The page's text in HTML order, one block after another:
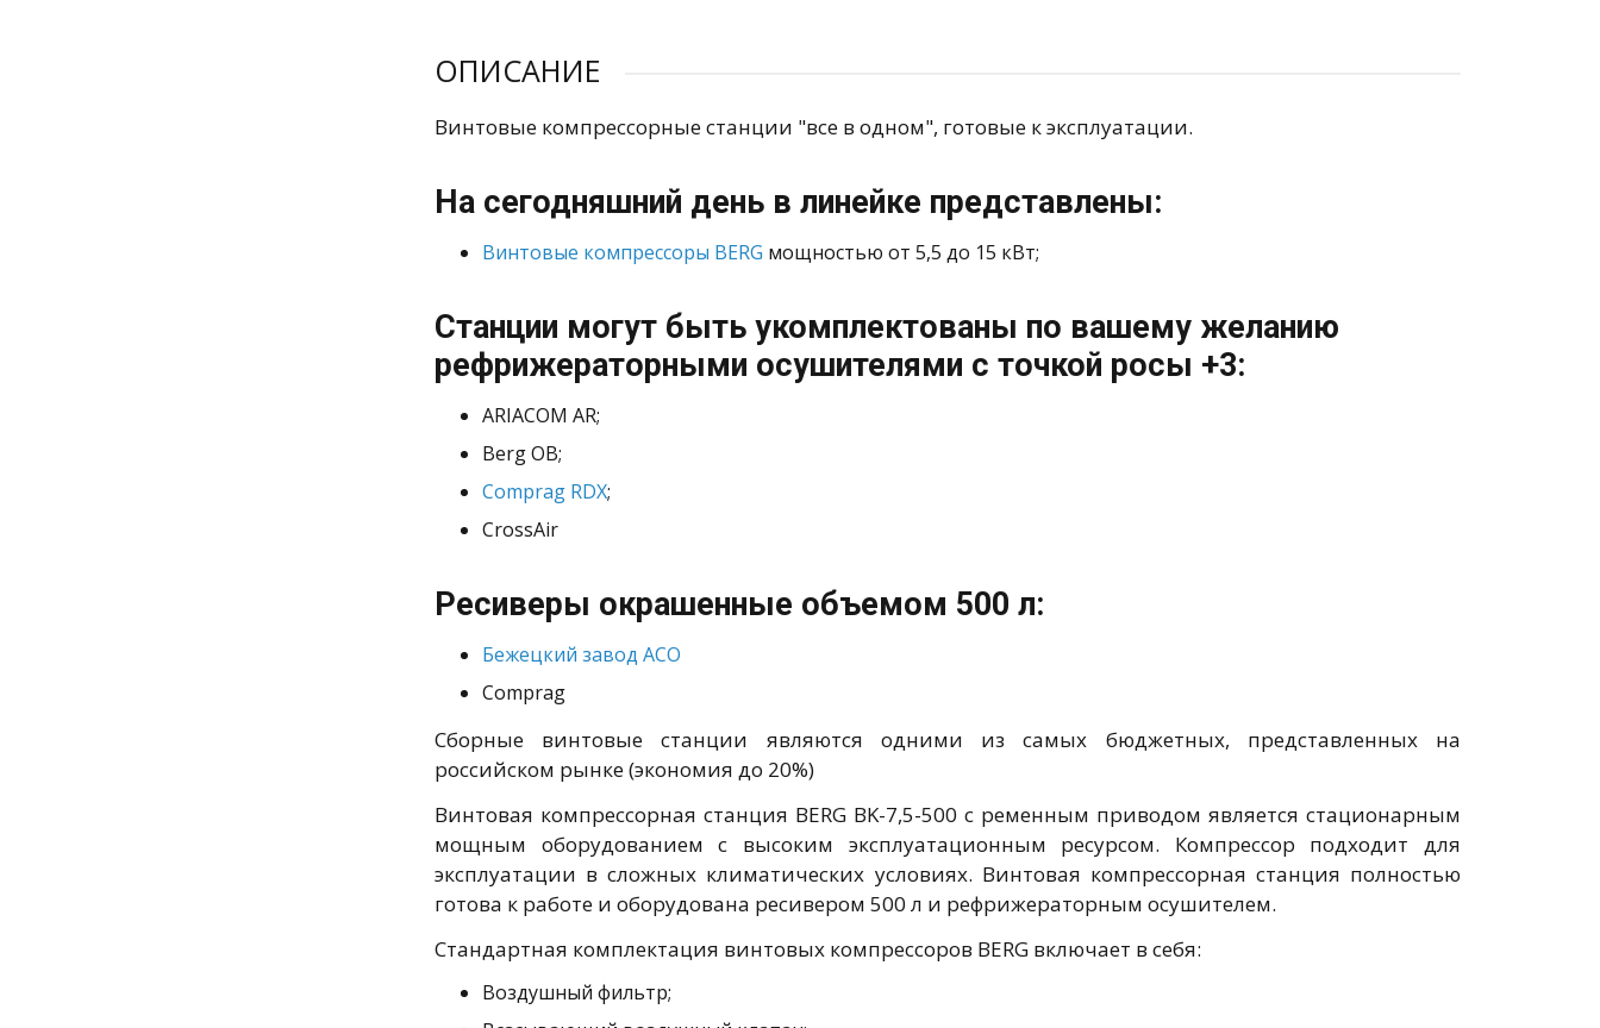
ОПИСАНИЕ
Винтовые компрессорные станции "все в одном", готовые к эксплуатации.
На сегодняшний день в линейке представлены:
Винтовые компрессоры BERG мощностью от 5,5 до 15 кВт;
Станции могут быть укомплектованы по вашему желанию
рефрижераторными осушителями с точкой росы +3:
ARIACOM AR;
Berg ОВ;
Comprag RDX;
CrossAir
Ресиверы окрашенные объемом 500 л:
Бежецкий завод АСО
Comprag
Сборные винтовые станции являются одними из самых бюджетных, представленных на
российском рынке (экономия до 20%)
Винтовая компрессорная станция BERG BK-7,5-500 с ременным приводом является стационарным
мощным оборудованием с высоким эксплуатационным ресурсом. Компрессор подходит для
эксплуатации в сложных климатических условиях. Винтовая компрессорная станция полностью
готова к работе и оборудована ресивером 500 л и рефрижераторным осушителем.
Стандартная комплектация винтовых компрессоров BERG включает в себя:
Воздушный фильтр;